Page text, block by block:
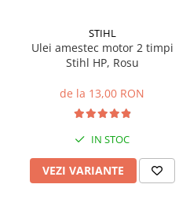
STIHL
Ulei amestec motor 2 timpi
Stihl HP, Rosu
de la 13,00 RON
IN STOC
VEZI VARIANTE